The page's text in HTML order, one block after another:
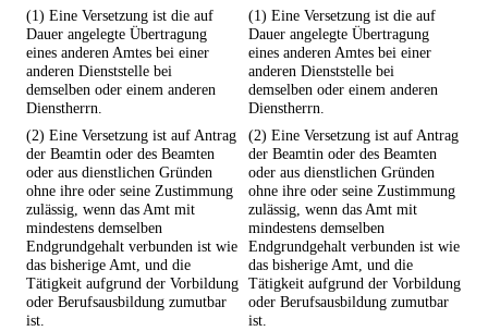
(1) Eine Versetzung ist die auf
Dauer angelegte Übertragung
eines anderen Amtes bei einer
anderen Dienststelle bei
demselben oder einem anderen
Dienstherrn.
(1) Eine Versetzung ist die auf
Dauer angelegte Übertragung
eines anderen Amtes bei einer
anderen Dienststelle bei
demselben oder einem anderen
Dienstherrn.
(2) Eine Versetzung ist auf Antrag
der Beamtin oder des Beamten
oder aus dienstlichen Gründen
ohne ihre oder seine Zustimmung
zulässig, wenn das Amt mit
mindestens demselben
Endgrundgehalt verbunden ist wie
das bisherige Amt, und die
Tätigkeit aufgrund der Vorbildung
oder Berufsausbildung zumutbar
ist.
(2) Eine Versetzung ist auf Antrag
der Beamtin oder des Beamten
oder aus dienstlichen Gründen
ohne ihre oder seine Zustimmung
zulässig, wenn das Amt mit
mindestens demselben
Endgrundgehalt verbunden ist wie
das bisherige Amt, und die
Tätigkeit aufgrund der Vorbildung
oder Berufsausbildung zumutbar
ist.